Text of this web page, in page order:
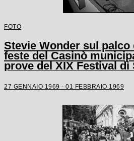
FOTO
Stevie Wonder sul palco
feste del Casinò
prove del XIX Festival di
27 GENNAIO 1969 - 01 FEBBRAIO 1969